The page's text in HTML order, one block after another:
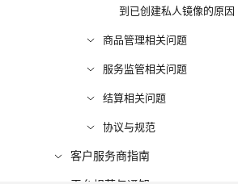
到已创建私人镜像的原因
商品管理相关问题
服务监管相关问题
结算相关问题
协议与规范
客户服务商指南
平台规范与通知